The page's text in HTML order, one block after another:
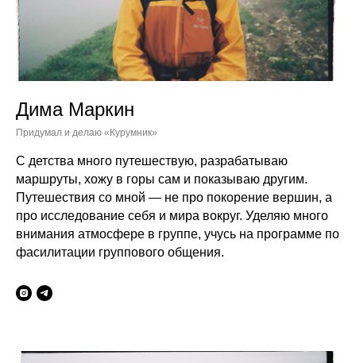
Дима Маркин
Придумал и делаю «Курумник»
С детства много путешествую, разрабатываю
маршруты, хожу в горы сам и показываю другим.
Путешествия со мной — не про покорение вершин, а
про исследование себя и мира вокруг. Уделяю много
внимания атмосфере в группе, учусь на программе по
фасилитации группового общения.